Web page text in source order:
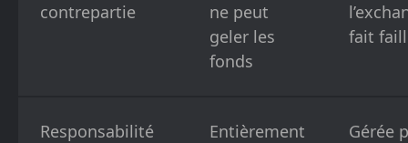
contrepartie
ne peut
geler les
fonds
fait
Responsabilité
Entièrement
Gérée